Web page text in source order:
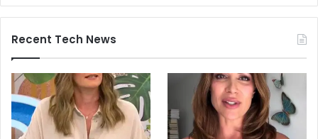
Recent Tech News